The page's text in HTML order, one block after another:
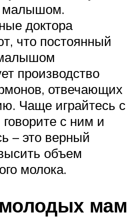
малышом.
доктора
что постоянный
производство
отвечающих
Чаще играйтесь с
с ним и
– это верный
объем
молока.
мам